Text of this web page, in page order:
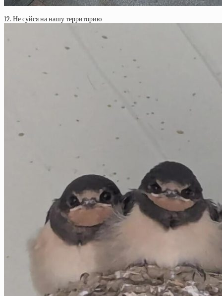
12. Не суйся на нашу территорию